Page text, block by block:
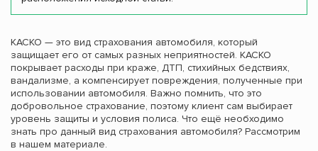
КАСКО — это вид страхования автомобиля, который
защищает его от самых разных неприятностей. КАСКО
покрывает расходы при краже, ДТП, стихийных бедствиях,
вандализме, а компенсирует повреждения, полученные при
использовании автомобиля. Важно помнить, что это
добровольное страхование, поэтому клиент сам выбирает
уровень защиты и условия полиса. Что ещё необходимо
знать про данный вид страхования автомобиля? Рассмотрим
в нашем материале.